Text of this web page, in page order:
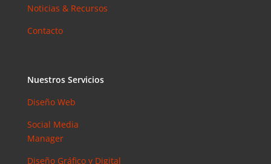
Marketing
Por Qué
Canal con
Coment
arios
reciente
Noticias & Recursos
Contacto
Nuestros Servicios
Diseño Web
Social Media
Manager
Diseño Gráfico y Digital